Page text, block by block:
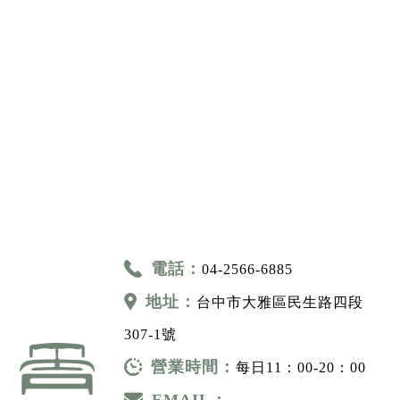
電話： 04-2566-6885
地址： 台中市大雅區民生路四段
307-1號
營業時間： 每日11：00-20：00